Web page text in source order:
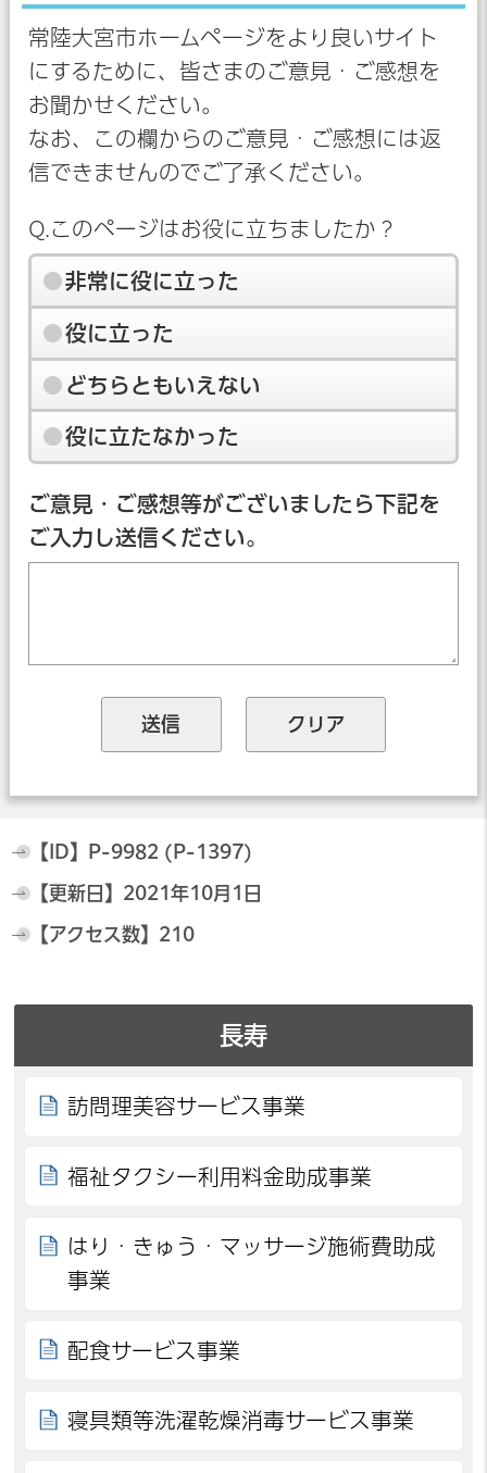
常陸大宮市ホームページをより良いサイト
にするために、皆さまのご意見・ご感想を
お聞かせください。
なお、この欄からのご意見・ご感想には返
信できませんのでご了承ください。
Q.このページはお役に立ちましたか？
非常に役に立った
役に立った
どちらともいえない
役に立たなかった
ご意見・ご感想等がございましたら下記を
ご入力し送信ください。
【ID】 P-9982 (P-1397)
【更新日】 2021年10月1日
【アクセス数】 210
長寿
訪問理美容サービス事業
福祉タクシー利用料金助成事業
はり・きゅう・マッサージ施術費助成
事業
配食サービス事業
寝具類等洗濯乾燥消毒サービス事業